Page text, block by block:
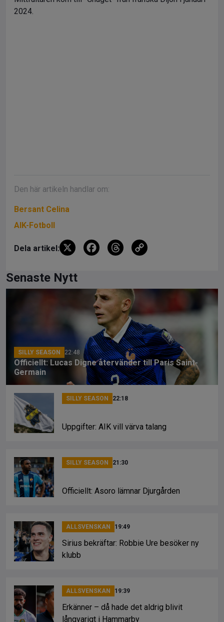
2024.
Den här artikeln handlar om:
Bersant Celina
AIK-Fotboll
Dela artikel: X
F
b
o
o
k
T
a
d
s
Li
n
k
Senaste Nytt
SILLY SEASON 22:48
Officiellt: Lucas Digne återvänder till Paris Saint-
Germain
SILLY SEASON 22:18
Uppgifter: AIK vill värva talang
SILLY SEASON 21:30
Officiellt: Asoro lämnar Djurgården
ALLSVENSKAN 19:49
Sirius bekräftar: Robbie Ure besöker ny
klubb
ALLSVENSKAN 19:39
Erkänner – då hade det aldrig blivit
långvarigt i Hammarby